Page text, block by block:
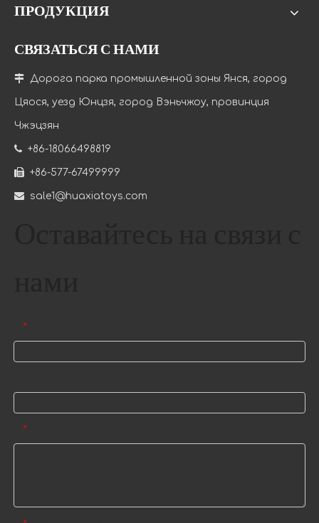
ПРОДУКЦИЯ
СВЯЗАТЬСЯ С НАМИ
 Дорога парка промышленной зоны Янся, город
Цяося, уезд Юнцзя, город Вэньчжоу, провинция
Чжэцзян
 +86-18066498819
 +86-577-67499999
 sale1@huaxiatoys.com
*
*